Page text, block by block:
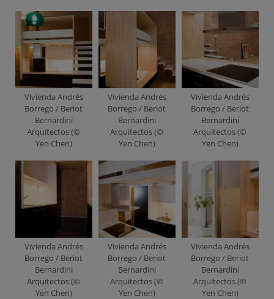
Vivienda Andrés
Borrego / Beriot
Bernardini
Arquitectos (©
Yen Chen)
Vivienda Andrés
Borrego / Beriot
Bernardini
Arquitectos (©
Yen Chen)
Vivienda Andrés
Borrego / Beriot
Bernardini
Arquitectos (©
Yen Chen)
Vivienda Andrés
Borrego / Beriot
Bernardini
Arquitectos (©
Yen Chen)
Vivienda Andrés
Borrego / Beriot
Bernardini
Arquitectos (©
Yen Chen)
Vivienda Andrés
Borrego / Beriot
Bernardini
Arquitectos (©
Yen Chen)